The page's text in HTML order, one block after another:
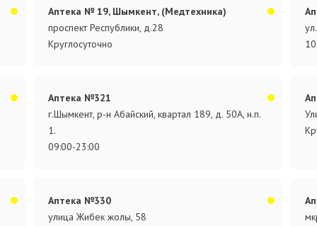
Аптека № 19, Шымкент, (Медтехника)
проспект Республики, д.28
Круглосуточно
Аптека №321
г.Шымкент, р-н Абайский, квартал 189, д. 50А, н.п.
1.
09:00-23:00
Аптека №330
улица Жибек жолы, 58